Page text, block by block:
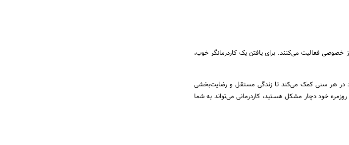
خصوصی فعالیت می‌کنند. برای یافتن یک کاردرمانگر خوب،
در هر سنی کمک می‌کند تا زندگی مستقل و رضایت‌بخشی
روزمره خود دچار مشکل هستید، کاردرمانی می‌تواند به شما